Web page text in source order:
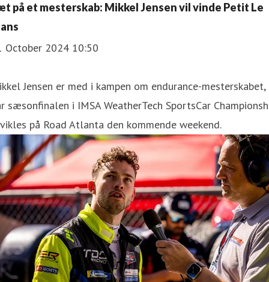
på et mesterskab: Mikkel Jensen vil vinde Petit Le
October 2024 10:50
Jensen er med i kampen om endurance-mesterskabet,
sæsonfinalen i IMSA WeatherTech SportsCar
på Road Atlanta den kommende weekend.